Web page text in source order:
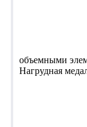
объемными
Нагрудная